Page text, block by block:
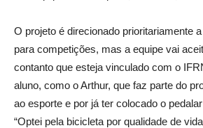
O projeto é direcionado prioritariamente
para competições, mas a equipe vai
contanto que esteja vinculado com o
aluno, como o Arthur, que faz parte do
ao esporte e por já ter colocado o
“Optei pela bicicleta por qualidade de